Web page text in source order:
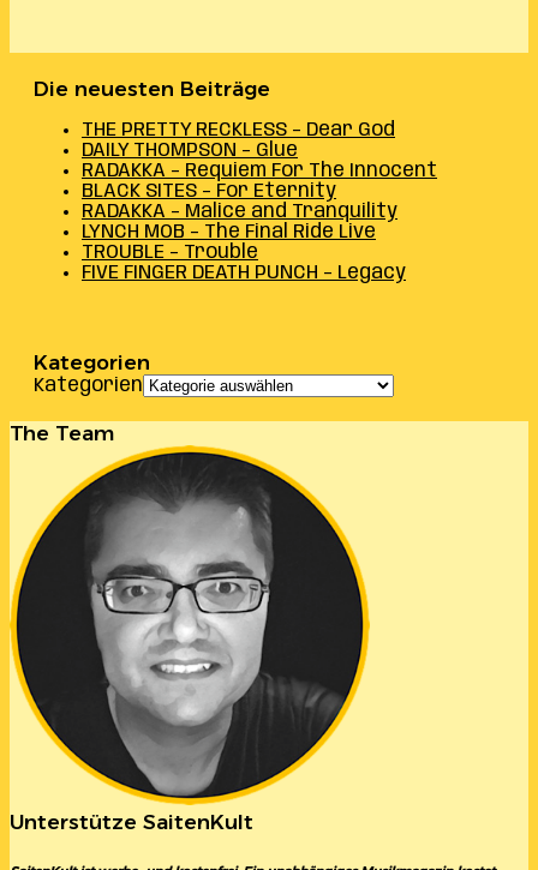
Die neuesten Beiträge
THE PRETTY RECKLESS – Dear God
DAILY THOMPSON – Glue
RADAKKA – Requiem For The Innocent
BLACK SITES – For Eternity
RADAKKA – Malice and Tranquility
LYNCH MOB – The Final Ride Live
TROUBLE – Trouble
FIVE FINGER DEATH PUNCH – Legacy
Kategorien
Kategorien
The Team
Unterstütze SaitenKult